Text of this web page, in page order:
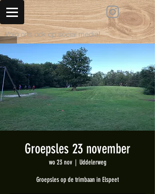
Volg ons ook op social media!
Groepsles 23 november
wo 23 nov
  |
Uddelerweg
Groepsles op de trimbaan in Elspeet